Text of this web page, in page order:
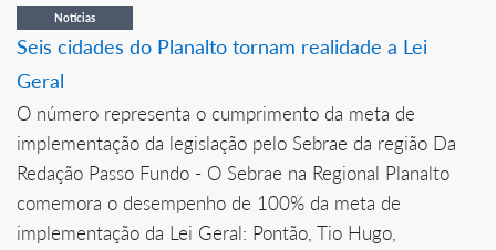
Notícias
Seis cidades do Planalto tornam realidade a Lei
Geral
O número representa o cumprimento da meta de
implementação da legislação pelo Sebrae da região Da
Redação Passo Fundo - O Sebrae na Regional Planalto
comemora o desempenho de 100% da meta de
implementação da Lei Geral: Pontão, Tio Hugo,